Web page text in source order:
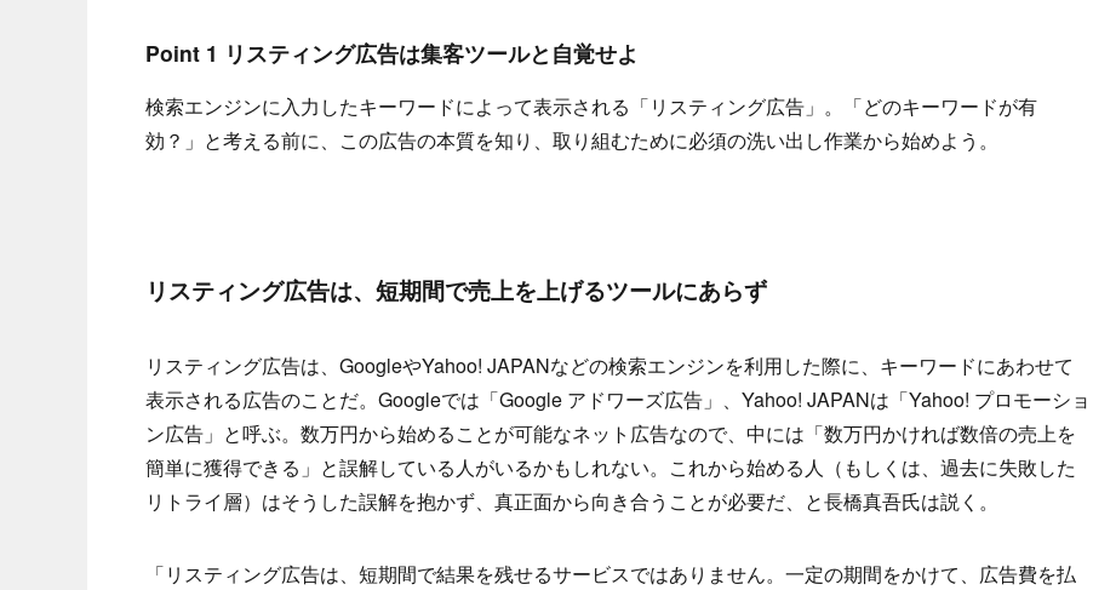
Point 1 リスティング広告は集客ツールと自覚せよ
検索エンジンに入力したキーワードによって表示される「リスティング広告」。「どのキーワードが有
効？」と考える前に、この広告の本質を知り、取り組むために必須の洗い出し作業から始めよう。
リスティング広告は、短期間で売上を上げるツールにあらず
リスティング広告は、GoogleやYahoo! JAPANなどの検索エンジンを利用した際に、キーワードにあわせて
表示される広告のことだ。Googleでは「Google アドワーズ広告」、Yahoo! JAPANは「Yahoo! プロモーショ
ン広告」と呼ぶ。数万円から始めることが可能なネット広告なので、中には「数万円かければ数倍の売上を
簡単に獲得できる」と誤解している人がいるかもしれない。これから始める人（もしくは、過去に失敗した
リトライ層）はそうした誤解を抱かず、真正面から向き合うことが必要だ、と長橋真吾氏は説く。
「リスティング広告は、短期間で結果を残せるサービスではありません。一定の期間をかけて、広告費を払